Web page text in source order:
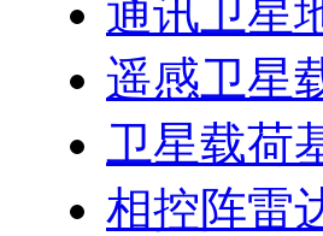
通讯卫星
遥感卫星
卫星载荷
相控阵雷